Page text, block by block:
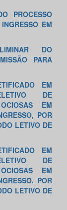
PROCESSO
EM
DO
PARA
EM
DE
EM
POR
LETIVO DE
EM
DE
EM
POR
LETIVO DE